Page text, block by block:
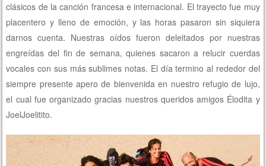
clásicos de la canción francesa e internacional. El trayecto fue muy
placentero y lleno de emoción, y las horas pasaron sin siquiera
darnos cuenta. Nuestras oídos fueron deleitados por nuestras
engreídas del fin de semana, quienes sacaron a relucir cuerdas
vocales con sus más sublimes notas. El día termino al rededor del
siempre presente apero de bienvenida en nuestro refugio de lujo,
el cual fue organizado gracias nuestros queridos amigos Élodita y
JoelJoelitito.